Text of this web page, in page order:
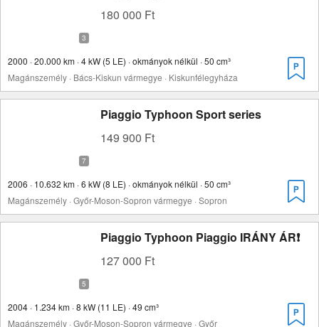
180 000 Ft
2000 · 20.000 km · 4 kW (5 LE) · okmányok nélkül · 50 cm³
Magánszemély · Bács-Kiskun vármegye · Kiskunfélegyháza
Piaggio Typhoon Sport series
149 900 Ft
2006 · 10.632 km · 6 kW (8 LE) · okmányok nélkül · 50 cm³
Magánszemély · Győr-Moson-Sopron vármegye · Sopron
Piaggio Typhoon Piaggio IRÁNY ÁR❗️
127 000 Ft
2004 · 1.234 km · 8 kW (11 LE) · 49 cm³
Magánszemély · Győr-Moson-Sopron vármegye · Győr